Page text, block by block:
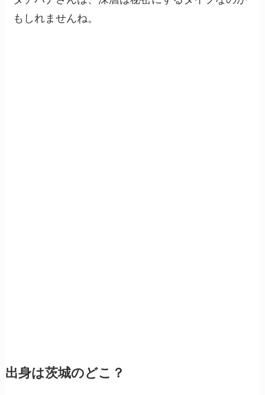
もしれませんね。
出身は茨城のどこ？